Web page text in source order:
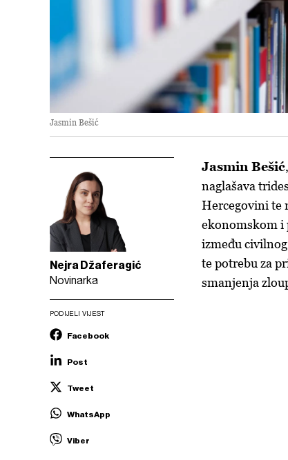
Jasmin Bešić
Nejra Džaferagić
Novinarka
PODIJELI VIJEST
Facebook
Post
Tweet
WhatsApp
Viber
Jasmin Bešić
naglašava
Hercegovini te
ekonomskom i
između
te potrebu za
smanjenja